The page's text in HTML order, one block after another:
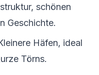
schönen
Geschichte.
Häfen, ideal
Törns.